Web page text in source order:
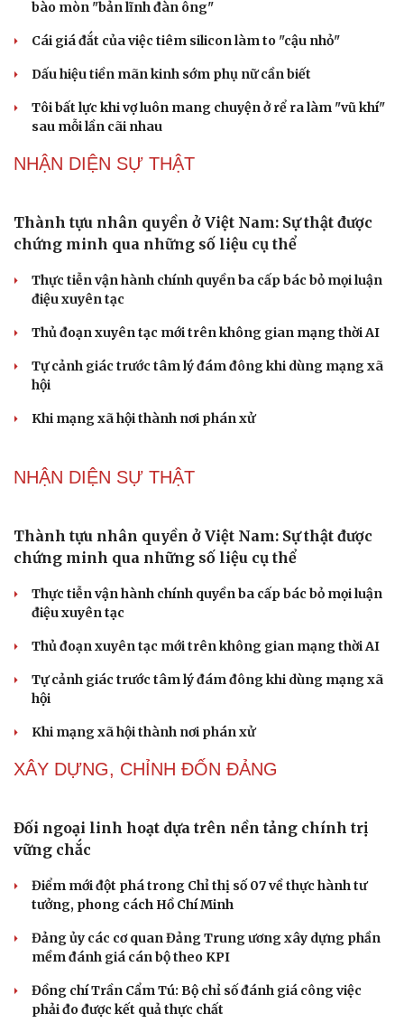
Tư vấn
Săn Tour
check-in
Câu chuyện thời sự
Đọc truyện đêm khuya
bào mòn "bản lĩnh đàn ông"
Cái giá đắt của việc tiêm silicon làm to "cậu nhỏ"
Dấu hiệu tiền mãn kinh sớm phụ nữ cần biết
Tôi bất lực khi vợ luôn mang chuyện ở rể ra làm "vũ khí"
sau mỗi lần cãi nhau
NHẬN DIỆN SỰ THẬT
Thành tựu nhân quyền ở Việt Nam: Sự thật được
chứng minh qua những số liệu cụ thể
Thực tiễn vận hành chính quyền ba cấp bác bỏ mọi luận
điệu xuyên tạc
Thủ đoạn xuyên tạc mới trên không gian mạng thời AI
Tự cảnh giác trước tâm lý đám đông khi dùng mạng xã
hội
Khi mạng xã hội thành nơi phán xử
NHẬN DIỆN SỰ THẬT
Thành tựu nhân quyền ở Việt Nam: Sự thật được
chứng minh qua những số liệu cụ thể
Thực tiễn vận hành chính quyền ba cấp bác bỏ mọi luận
điệu xuyên tạc
Thủ đoạn xuyên tạc mới trên không gian mạng thời AI
Tự cảnh giác trước tâm lý đám đông khi dùng mạng xã
hội
Khi mạng xã hội thành nơi phán xử
XÂY DỰNG, CHỈNH ĐỐN ĐẢNG
Đối ngoại linh hoạt dựa trên nền tảng chính trị
vững chắc
Điểm mới đột phá trong Chỉ thị số 07 về thực hành tư
tưởng, phong cách Hồ Chí Minh
Đảng ủy các cơ quan Đảng Trung ương xây dựng phần
mềm đánh giá cán bộ theo KPI
Đồng chí Trần Cẩm Tú: Bộ chỉ số đánh giá công việc
phải đo được kết quả thực chất